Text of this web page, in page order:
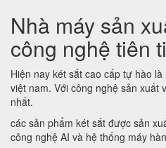
Nhà máy sản
công nghệ tiên
Hiện nay két sắt cao cấp tự hào
việt nam. Với công nghệ sản xuất
nhất.
các sản phẩm két sắt được sản
công nghệ AI và hệ thống máy